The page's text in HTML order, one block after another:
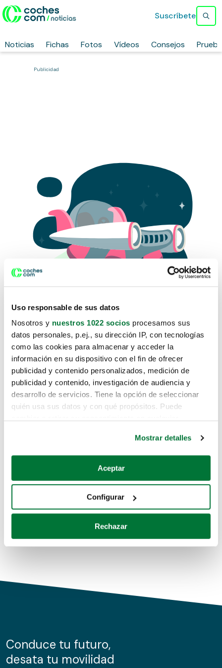
Uso responsable de sus datos
Nosotros y nuestros 1022 socios procesamos sus
datos personales, p.ej., su dirección IP, con tecnologías
como las cookies para almacenar y acceder la
información en su dispositivo con el fin de ofrecer
publicidad y contenido personalizados, medición de
publicidad y contenido, investigación de audiencia y
desarrollo de servicios. Tiene la opción de seleccionar
quién usa sus datos y con qué propósitos. Puede
Si lo permite, también quisiéramos:
Recopilar información sobre su ubicación geográfica
Identificar su dispositivo analizándolo activamente
para buscar características específicas (huellas
Obtenga más información sobre cómo se procesan sus
de cookies.
información sobre el uso que haga del sitio web con
nuestros partners de redes sociales, publicidad y análisis
Mostrar detalles
Aceptar
Configurar
Rechazar
Noticias Fichas Fotos Vídeos Consejos
Suscríbete
Publicidad
Lo sentimos, no sabemos como
te hemos traido hasta aquí.
Pero puedes encontrar el coche que estás
buscando en alguno de estos enlaces:
Coches de segunda mano
Coches de km0
Conduce tu futuro,
desata tu movilidad